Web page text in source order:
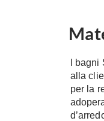
I
alla
per la